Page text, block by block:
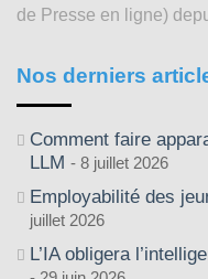
de Presse en ligne)
Nos derniers
Comment faire
LLM
8 juillet 2026
Employabilité des
juillet 2026
L’IA obligera